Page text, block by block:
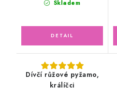
Skladem
Dívčí růžové pyžamo,
králíčci